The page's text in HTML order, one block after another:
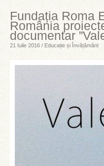
Fundația Roma
România
documentar
21 Iulie 2016 / Educație și Învățământ